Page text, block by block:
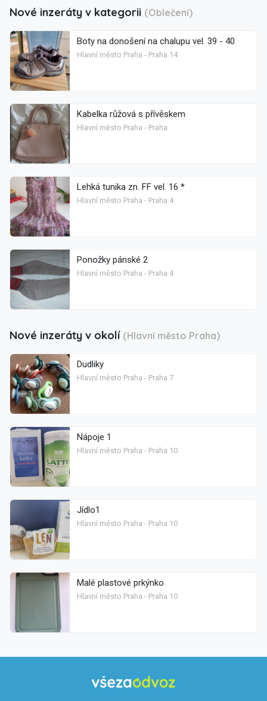
Nové inzeráty v kategorii (Oblečení)
Boty na donošení na chalupu vel. 39 - 40
Hlavní město Praha - Praha 14
Kabelka růžová s přívěskem
Hlavní město Praha - Praha
Lehká tunika zn. FF vel. 16 *
Hlavní město Praha - Praha 4
Ponožky pánské 2
Hlavní město Praha - Praha 4
Nové inzeráty v okolí (Hlavní město Praha)
Dudliky
Hlavní město Praha - Praha 7
Nápoje 1
Hlavní město Praha - Praha 10
Jídlo1
Hlavní město Praha - Praha 10
Malé plastové prkýnko
Hlavní město Praha - Praha 10